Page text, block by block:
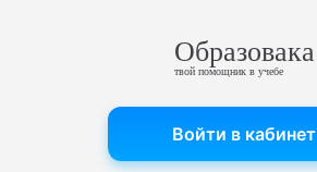
Образовака
твой помощник в учебе
Войти в кабинет